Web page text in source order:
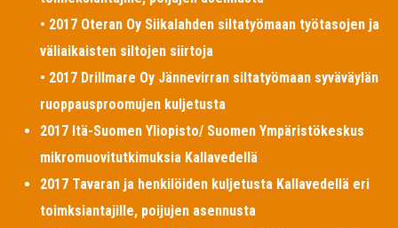
• 2017 Oteran Oy Siikalahden siltatyömaan työtasojen ja
väliaikaisten siltojen siirtoja
• 2017 Drillmare Oy Jännevirran siltatyömaan syväväylän
ruoppausproomujen kuljetusta
2017 Itä-Suomen Yliopisto/ Suomen Ympäristökeskus
mikromuovitutkimuksia Kallavedellä
2017 Tavaran ja henkilöiden kuljetusta Kallavedellä eri
toimksiantajille, poijujen asennusta